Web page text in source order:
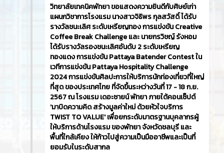
วิทยาลัยเทคนิคพัทยา ขอแสดงความยินดีกับศิษย์เก่า
แผนกวิชาการโรงแรม นางสาวจิธิพร กุลสวัสดิ์ ได้รับ
รางวัลชนะเลิศ ระดับเหรียญทอง การแข่งขัน Creative
Coffee Break Challenge และ นายกรวิชญ์ รังหอม
ได้รับรางวัลรองชนะเลิศอันดับ 2 ระดับเหรียญ
ทองแดง การแข่งขัน Pattaya Batender Contest ใน
เวทีการแข่งขัน Pattaya Hospitality Challenge
2024 การแข่งขันศิลปะการให้บริการนักท่องเที่ยวที่ใหญ่
ที่สุด ของประเทศไทย ที่จัดขึ้นระหว่างวันที่ 17 - 18 ก.ย.
2567 ณ โรงแรม เดอะซายน์ พัทยา ภายใต้คอนเซ็ปต์
'มาบิดความคิด สร้างมูลค่าใหม่ ด้วยหัวใจบริการ
TWIST TO VALUE' เพื่อยกระดับมาตรฐานบุคลากรผู้
ให้บริการด้านโรงแรม ของพัทยา จังหวัดชลบุรี และ
พื้นที่ใกล้เคียง ให้ก้าวไปสู่ความเป็นมืออาชีพและเป็นที่
ยอมรับในระดับสากล